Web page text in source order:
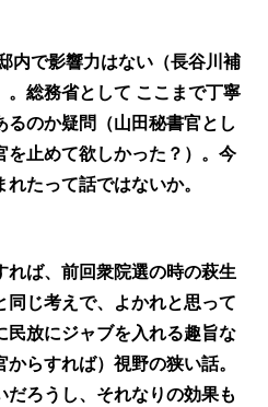
内で影響力はない（長谷川補
。総務省として ここまで丁寧
るのか疑問（山田秘書官とし
を止めて欲しかった？）。今
たって話ではないか。
れば、前回衆院選の時の萩生
同じ考えで、よかれと思って
民放にジャブを入れる趣旨な
らすれば）視野の狭い話。
だろうし、それなりの効果も